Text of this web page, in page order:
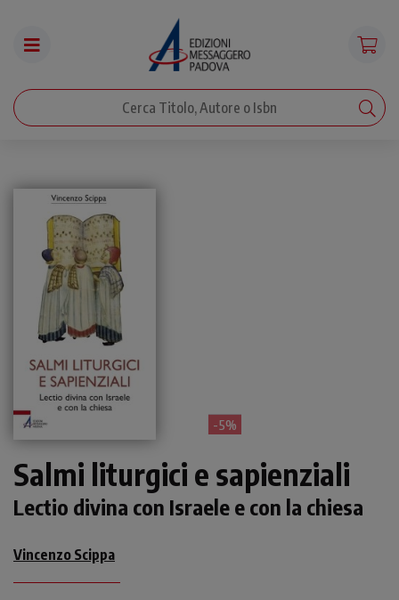
- 5%
Salmi liturgici e sapienziali
Lectio divina con Israele e con la chiesa
Vincenzo Scippa